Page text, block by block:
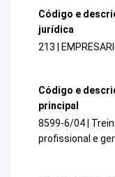
Código e
jurídica
213 |
Código e
principal
8599-6/04 |
profissional e